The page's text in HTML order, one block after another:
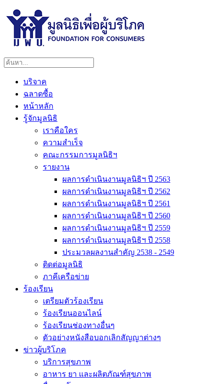
บริจาค
ฉลาดซื้อ
หน้าหลัก
รู้จักมูลนิธิ
เราคือใคร
ความสำเร็จ
คณะกรรมการมูลนิธิฯ
รายงาน
ผลการดำเนินงานมูลนิธิฯ ปี 2563
ผลการดำเนินงานมูลนิธิฯ ปี 2562
ผลการดำเนินงานมูลนิธิฯ ปี 2561
ผลการดำเนินงานมูลนิธิฯ ปี 2560
ผลการดำเนินงานมูลนิธิฯ ปี 2559
ผลการดำเนินงานมูลนิธิฯ ปี 2558
ประมวลผลงานสำคัญ 2538 - 2549
ติดต่อมูลนิธิ
ภาคีเครือข่าย
ร้องเรียน
เตรียมตัวร้องเรียน
ร้องเรียนออนไลน์
ร้องเรียนช่องทางอื่นๆ
ตัวอย่างหนังสือบอกเลิกสัญญาต่างๆ
ข่าวผู้บริโภค
บริการสุขภาพ
อาหาร ยา และผลิตภัณฑ์สุขภาพ